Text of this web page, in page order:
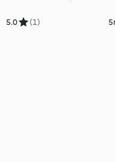
5.0 (1)